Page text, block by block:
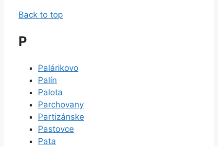
Back to top
P
Palárikovo
Palín
Palota
Parchovany
Partizánske
Pastovce
Pata